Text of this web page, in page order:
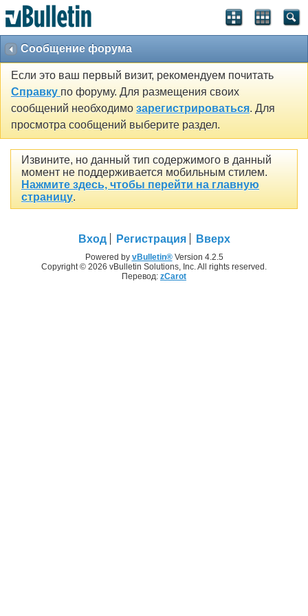
Сообщение форума
Если это ваш первый визит, рекомендуем почитать
Справку по форуму. Для размещения своих
сообщений необходимо зарегистрироваться. Для
просмотра сообщений выберите раздел.
Извините, но данный тип содержимого в данный
момент не поддерживается мобильным стилем.
Нажмите здесь, чтобы перейти на главную
страницу.
Вход Регистрация Вверх
Powered by vBulletin®Version 4.2.5
Copyright © 2026 vBulletin Solutions, Inc. All rights reserved.
Перевод: zCarot